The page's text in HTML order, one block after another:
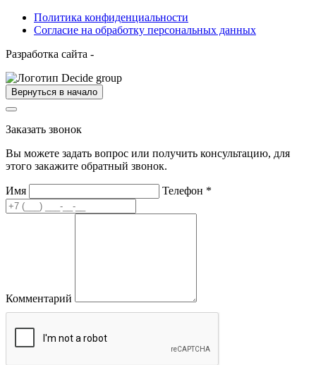
Политика конфиденциальности
Согласие на обработку персональных данных
Разработка сайта -
Вернуться в начало
Заказать звонок
Вы можете задать вопрос или получить консультацию, для
этого закажите обратный звонок.
Имя Телефон *
Комментарий